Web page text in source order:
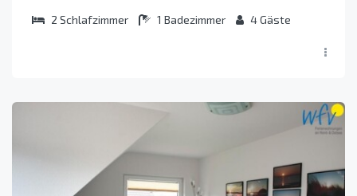
2 Schlafzimmer 1 Badezimmer 4Gäste